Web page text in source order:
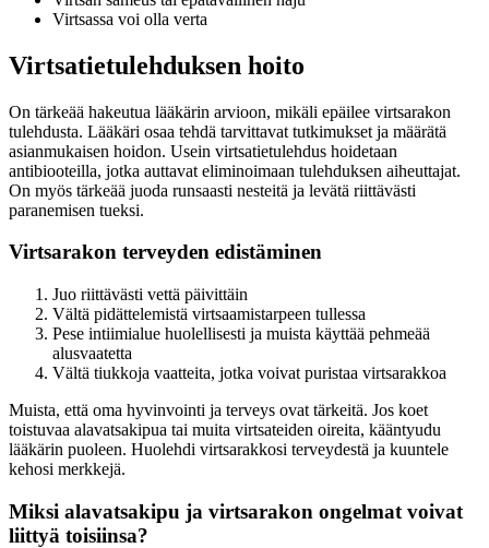
Virtsassa voi olla verta
Virtsatietulehduksen hoito
On tärkeää hakeutua lääkärin arvioon, mikäli epäilee virtsarakon
tulehdusta. Lääkäri osaa tehdä tarvittavat tutkimukset ja määrätä
asianmukaisen hoidon. Usein virtsatietulehdus hoidetaan
antibiooteilla, jotka auttavat eliminoimaan tulehduksen aiheuttajat.
On myös tärkeää juoda runsaasti nesteitä ja levätä riittävästi
paranemisen tueksi.
Virtsarakon terveyden edistäminen
Juo riittävästi vettä päivittäin
Vältä pidättelemistä virtsaamistarpeen tullessa
Pese intiimialue huolellisesti ja muista käyttää pehmeää
alusvaatetta
Vältä tiukkoja vaatteita, jotka voivat puristaa virtsarakkoa
Muista, että oma hyvinvointi ja terveys ovat tärkeitä. Jos koet
toistuvaa alavatsakipua tai muita virtsateiden oireita, kääntyudu
lääkärin puoleen. Huolehdi virtsarakkosi terveydestä ja kuuntele
kehosi merkkejä.
Miksi alavatsakipu ja virtsarakon ongelmat voivat
liittyä toisiinsa?